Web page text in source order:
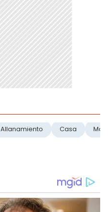
Allanamiento Casa